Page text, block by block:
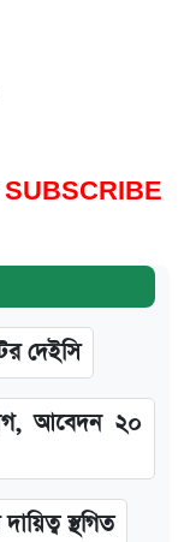
SUBSCRIBE
দেইসি
আবেদন ২০
স্থগিত